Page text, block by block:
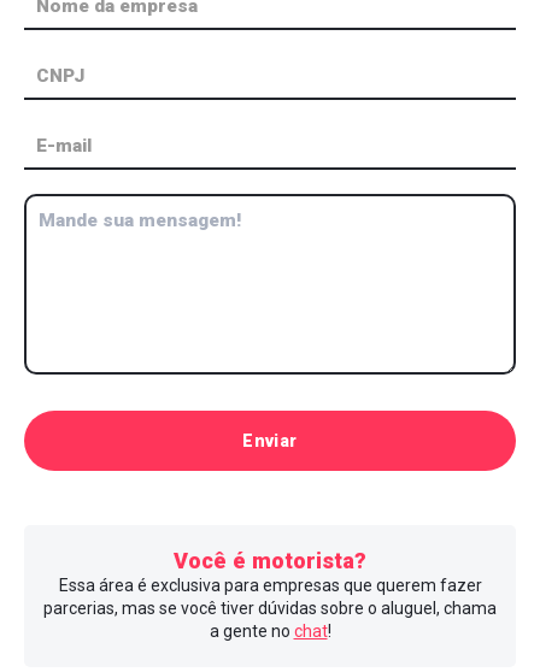
Você é motorista?
Essa área é exclusiva para empresas que querem fazer
parcerias, mas se você tiver dúvidas sobre o aluguel, chama
a gente no chat!